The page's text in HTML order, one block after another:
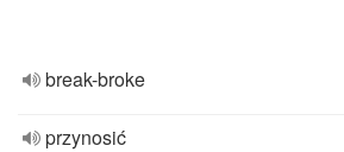
break-broke
przynosić